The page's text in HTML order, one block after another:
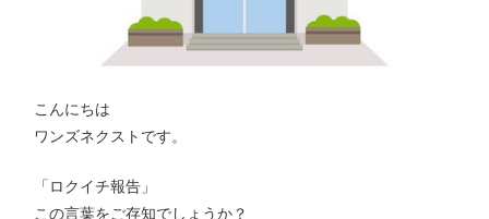
こんにちは
ワンズネクストです。
「ロクイチ報告」
この言葉をご存知でしょうか？